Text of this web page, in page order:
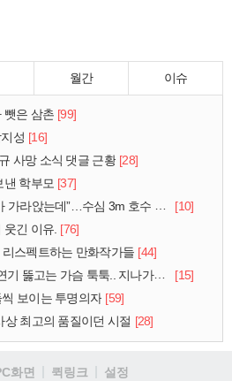
월간 이슈
뺏은 삼촌 [99]
성 [16]
사망 소식 댓글 근황 [28]
낸 학부모 [37]
는데”…수심 3m 호수 뛰어든 60대 의인
[10]
긴 이유. [76]
스펙트하는 만화작가들 [44]
고는 가슴 툭툭.. 지나가던 아재의 정체
[15]
보이는 투명의자 [59]
상 최고의 품질이던 시절 [28]
화면 퀵링크 설정